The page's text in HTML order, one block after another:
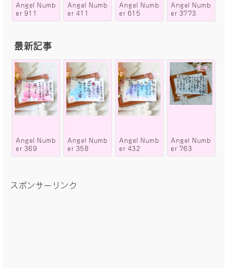
Angel Numb
er 911
Angel Numb
er 411
Angel Numb
er 615
Angel Numb
er 3773
最新記事
Angel Numb
er 369
Angel Numb
er 358
Angel Numb
er 432
Angel Numb
er 763
スポンサーリンク